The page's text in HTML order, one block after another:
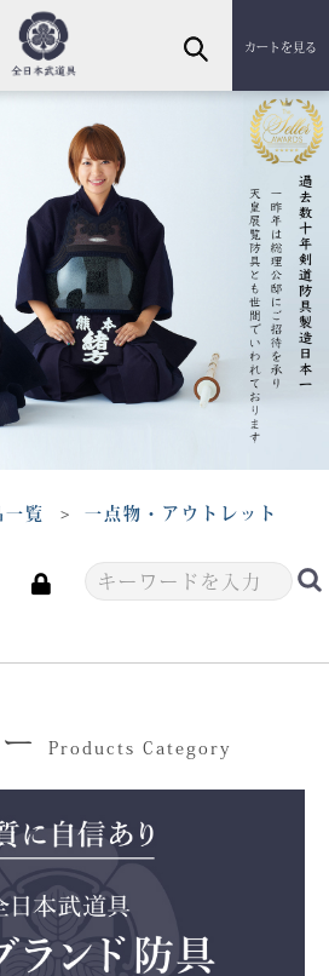
カートを見る
一覧 一点物・アウトレット
Products Category